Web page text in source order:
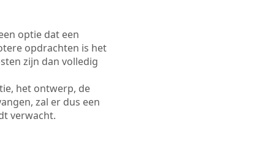
optie dat een
opdrachten is het
zijn dan volledig
het ontwerp, de
zal er dus een
verwacht.